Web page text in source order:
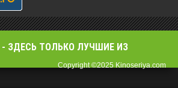
ЗДЕСЬ ТОЛЬКО ЛУЧШИЕ ИЗ
Copyright ©2025 Kinoseriya.com